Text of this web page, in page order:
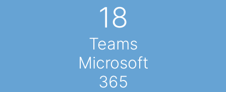
18
Teams
Microsoft
365